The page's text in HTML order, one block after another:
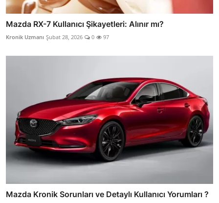
Mazda RX-7 Kullanıcı Şikayetleri: Alınır mı?
Kronik Uzmanı Şubat 28, 2026 0 97
Mazda Kronik Sorunları ve Detaylı Kullanıcı Yorumları ?